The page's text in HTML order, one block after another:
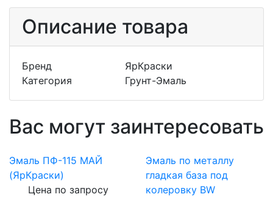
Описание товара
Бренд
ЯрКраски
Категория
Грунт-Эмаль
Вас могут заинтересовать
Эмаль ПФ-115 МАЙ
(ЯрКраски)
Цена по запросу
Эмаль по металлу
гладкая база под
колеровку BW